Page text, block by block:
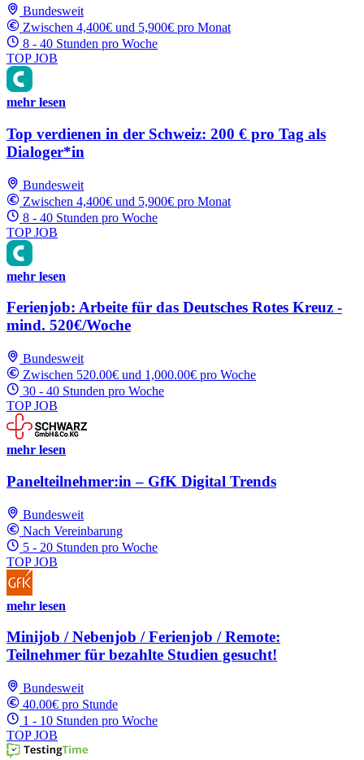
Bundesweit
Zwischen 4,400€ und 5,900€ pro Monat
8 - 40 Stunden pro Woche
TOP JOB
mehr lesen
Top verdienen in der Schweiz: 200 € pro Tag als
Dialoger*in
Bundesweit
Zwischen 4,400€ und 5,900€ pro Monat
8 - 40 Stunden pro Woche
TOP JOB
mehr lesen
Ferienjob: Arbeite für das Deutsches Rotes Kreuz -
mind. 520€/Woche
Bundesweit
Zwischen 520.00€ und 1,000.00€ pro Woche
30 - 40 Stunden pro Woche
TOP JOB
mehr lesen
Panelteilnehmer:in – GfK Digital Trends
Bundesweit
Nach Vereinbarung
5 - 20 Stunden pro Woche
TOP JOB
mehr lesen
Minijob / Nebenjob / Ferienjob / Remote:
Teilnehmer für bezahlte Studien gesucht!
Bundesweit
40.00€ pro Stunde
1 - 10 Stunden pro Woche
TOP JOB